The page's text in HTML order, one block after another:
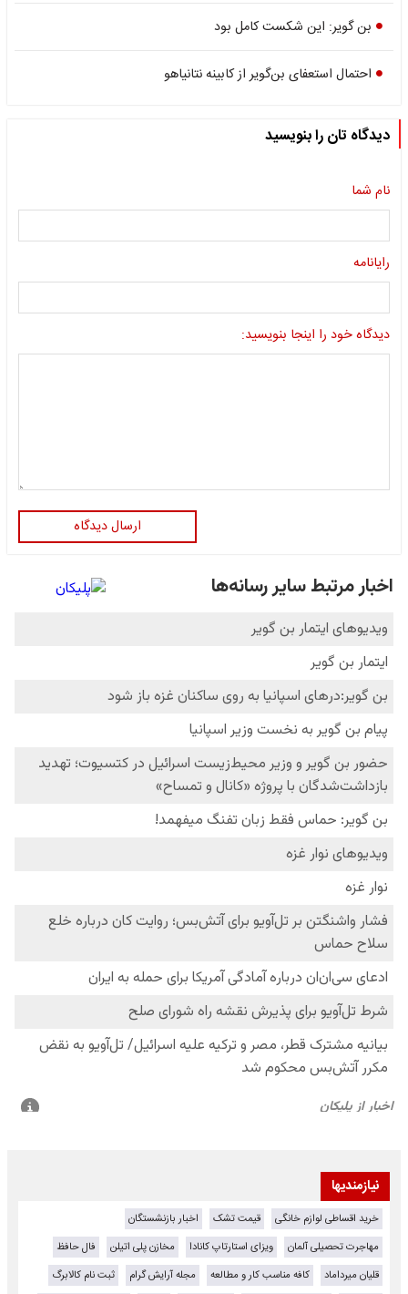
بن گویر: این شکست کامل بود
احتمال استعفای بن‌گویر از کابینه نتانیاهو
دیدگاه تان را بنویسید
نام شما
رایانامه
دیدگاه خود را اینجا بنویسید:
ارسال دیدگاه
نیازمندیها
خرید اقساطی لوازم خانگی قیمت تشک
اخبار بازنشستگان
مهاجرت تحصیلی آلمان
ویزای استارتاپ کانادا مخازن پلی اتیلن
فال حافظ
قلیان میرداماد
کافه مناسب کار و مطالعه مجله آرایش گرام
ثبت نام کالابرگ